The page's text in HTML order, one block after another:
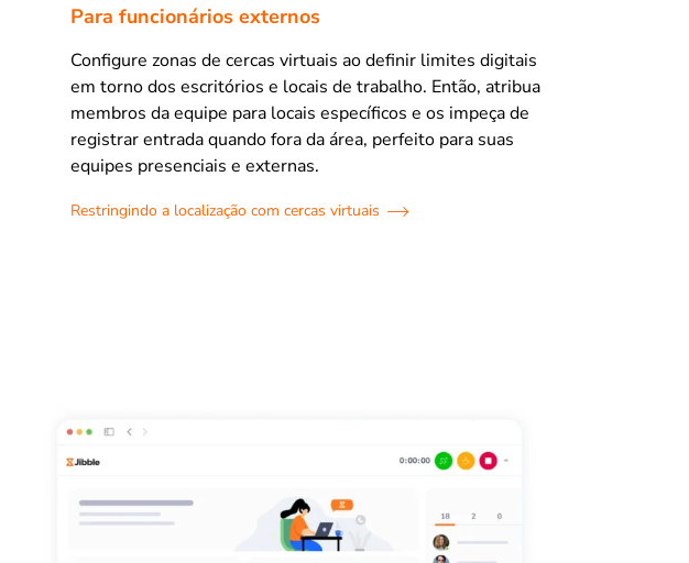
Para funcionários externos
Configure zonas de cercas virtuais ao definir limites digitais
em torno dos escritórios e locais de trabalho. Então, atribua
membros da equipe para locais específicos e os impeça de
registrar entrada quando fora da área, perfeito para suas
equipes presenciais e externas.
Restringindo a localização com cercas virtuais